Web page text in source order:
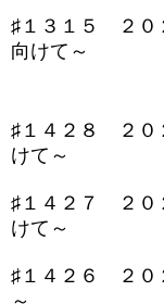
♯１３１５ ２０
向けて～
♯１４２８ ２０
けて～
♯１４２７ ２０
けて～
♯１４２６ ２０